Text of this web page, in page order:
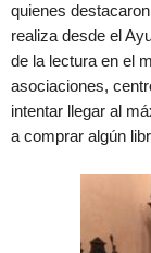
quienes
realiza desde el
de la lectura en el
asociaciones,
intentar llegar al
a comprar algún